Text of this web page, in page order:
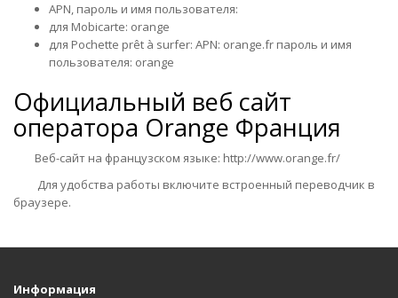
APN, пароль и имя пользователя:
для Mobicarte: orange
для Pochette prêt à surfer: APN: orange.fr пароль и имя
пользователя: orange
Официальный веб сайт
оператора Orange Франция
Веб-сайт на французском языке: http://www.orange.fr/
Для удобства работы включите встроенный переводчик в
браузере.
Информация